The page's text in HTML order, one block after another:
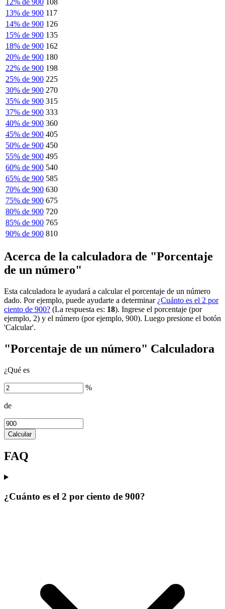
12% de 900
108
13% de 900 117
14% de 900 126
15% de 900 135
18% de 900 162
20% de 900 180
22% de 900 198
25% de 900 225
30% de 900 270
35% de 900 315
37% de 900 333
40% de 900 360
45% de 900 405
50% de 900 450
55% de 900 495
60% de 900 540
65% de 900 585
70% de 900 630
75% de 900 675
80% de 900 720
85% de 900 765
90% de 900 810
Acerca de la calculadora de "Porcentaje
de un número"
Esta calculadora le ayudará a calcular el porcentaje de un número
dado. Por ejemplo, puede ayudarte a determinar ¿Cuánto es el 2 por
ciento de 900? (La respuesta es: 18). Ingrese el porcentaje (por
ejemplo, 2) y el número (por ejemplo, 900). Luego presione el botón
'Calcular'.
"Porcentaje de un número" Calculadora
¿Qué es
%
de
Calcular
FAQ
¿Cuánto es el 2 por ciento de 900?